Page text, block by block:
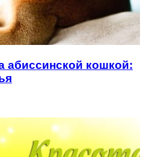
абиссинской кошкой: